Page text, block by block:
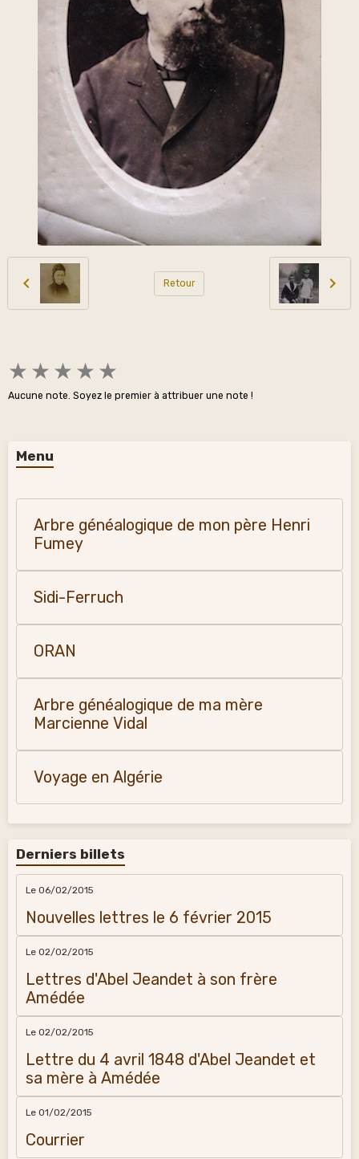
Retour
★ ★ ★ ★ ★
Aucune note. Soyez le premier à attribuer une note !
Menu
Arbre généalogique de mon père Henri
Fumey
Sidi-Ferruch
ORAN
Arbre généalogique de ma mère
Marcienne Vidal
Voyage en Algérie
Derniers billets
Le 06/02/2015
Nouvelles lettres le 6 février 2015
Le 02/02/2015
Lettres d'Abel Jeandet à son frère
Amédée
Le 02/02/2015
Lettre du 4 avril 1848 d'Abel Jeandet et
sa mère à Amédée
Le 01/02/2015
Courrier